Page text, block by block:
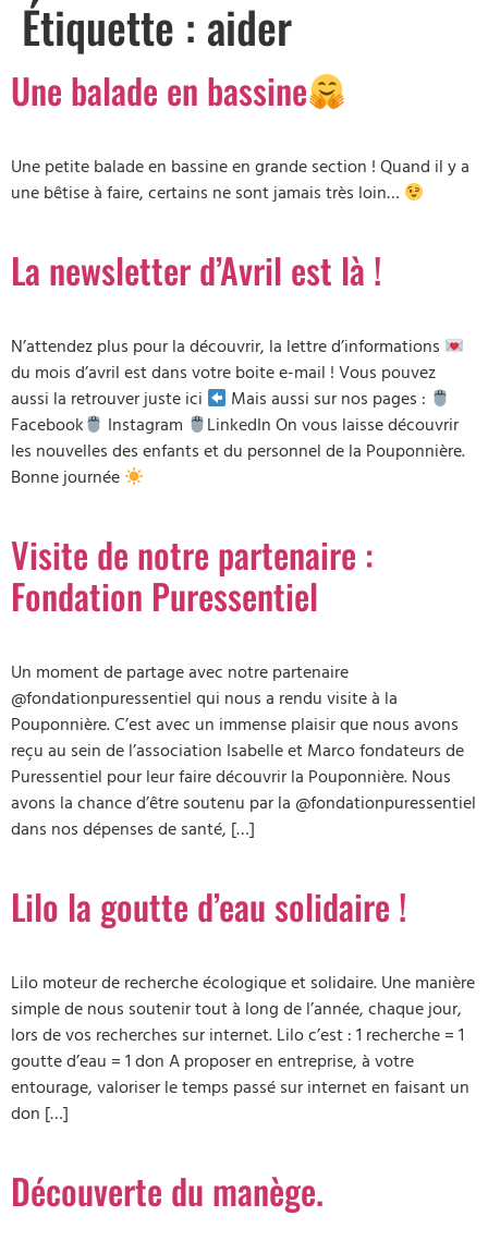
Étiquette : aider
Une balade en bassine
Une petite balade en bassine en grande section ! Quand il y a
une bêtise à faire, certains ne sont jamais très loin…
La newsletter d’Avril est là !
N’attendez plus pour la découvrir, la lettre d’informations
du mois d’avril est dans votre boite e-mail ! Vous pouvez
aussi la retrouver juste ici
Mais aussi sur nos pages :
Facebook
Instagram
LinkedIn On vous laisse découvrir
les nouvelles des enfants et du personnel de la Pouponnière.
Bonne journée
Visite de notre partenaire :
Fondation Puressentiel
Un moment de partage avec notre partenaire
@fondationpuressentiel qui nous a rendu visite à la
Pouponnière. C’est avec un immense plaisir que nous avons
reçu au sein de l’association Isabelle et Marco fondateurs de
Puressentiel pour leur faire découvrir la Pouponnière. Nous
avons la chance d’être soutenu par la @fondationpuressentiel
dans nos dépenses de santé, […]
Lilo la goutte d’eau solidaire !
Lilo moteur de recherche écologique et solidaire. Une manière
simple de nous soutenir tout à long de l’année, chaque jour,
lors de vos recherches sur internet. Lilo c’est : 1 recherche = 1
goutte d’eau = 1 don A proposer en entreprise, à votre
entourage, valoriser le temps passé sur internet en faisant un
don […]
Découverte du manège.